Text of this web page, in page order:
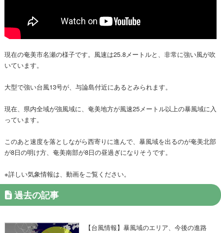
現在の奄美市名瀬の様子です。風速は25.8メートルと、非常に強い風が吹
いています。
大型で強い台風13号が、与論島付近にあるとみられます。
現在、県内全域が強風域に、奄美地方が風速25メートル以上の暴風域に入
っています。
このあと速度を落としながら西寄りに進んで、暴風域を出るのが奄美北部
が8日の明け方、奄美南部が8日の昼過ぎになりそうです。
※詳しい気象情報は、動画をご覧ください。
過去の記事
【台風情報】暴風域のエリア、今後の進路